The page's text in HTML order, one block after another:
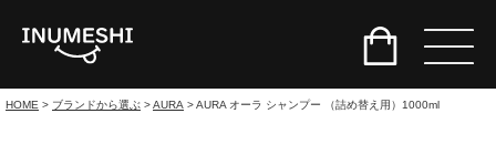
HOME ブランドから選ぶ AURA AURA オーラ シャンプー （詰め替え用）1000ml